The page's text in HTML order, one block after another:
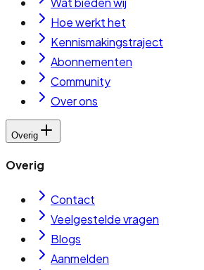
Hoe werkt het
Kennismakingstraject
Abonnementen
Community
Over ons
Overig
Overig
Contact
Veelgestelde vragen
Blogs
Aanmelden